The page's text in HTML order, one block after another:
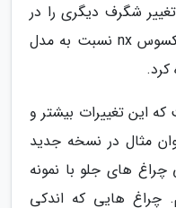
شگرف دیگری را در
تعیینات فنی مدل 2018 خودروی لکسوس nx نسبت به مدل
این تغییرات بیشتر و
مثال در نسخه جدید
های جلو با نمونه
هایی که اندکی